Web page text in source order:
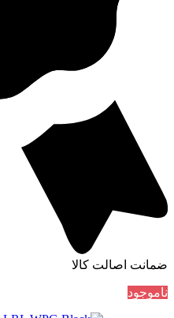
ضمانت اصالت کالا
ناموجود